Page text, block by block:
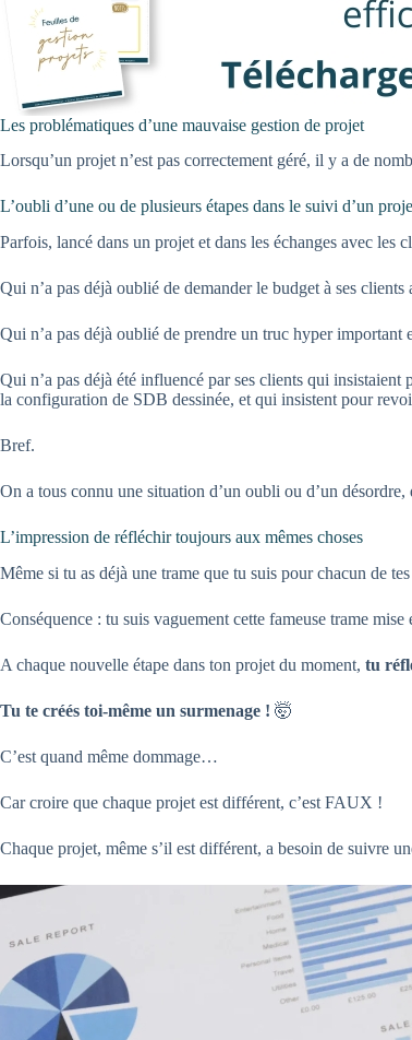
Les problématiques d’une mauvaise gestion de projet
Lorsqu’un projet n’est pas correctement géré, il y a de
L’oubli d’une ou de plusieurs étapes dans le suivi d’un
Parfois, lancé dans un projet et dans les échanges avec les
Qui n’a pas déjà oublié de demander le budget à ses
Qui n’a pas déjà oublié de prendre un truc hyper important
Qui n’a pas déjà été influencé par ses clients qui
la configuration de SDB dessinée, et qui insistent pour
Bref.
On a tous connu une situation d’un oubli ou d’un désordre,
L’impression de réfléchir toujours aux mêmes choses
Même si tu as déjà une trame que tu suis pour chacun de
Conséquence : tu suis vaguement cette fameuse trame
A chaque nouvelle étape dans ton projet du moment, tu
Tu te créés toi-même un surmenage ! 🤯
C’est quand même dommage…
Car croire que chaque projet est différent, c’est FAUX !
Chaque projet, même s’il est différent, a besoin de suivre